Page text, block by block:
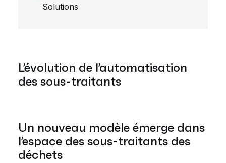
Solutions
L’évolution de l’automatisation
des sous-traitants
Un nouveau modèle émerge dans
l’espace des sous-traitants des
déchets